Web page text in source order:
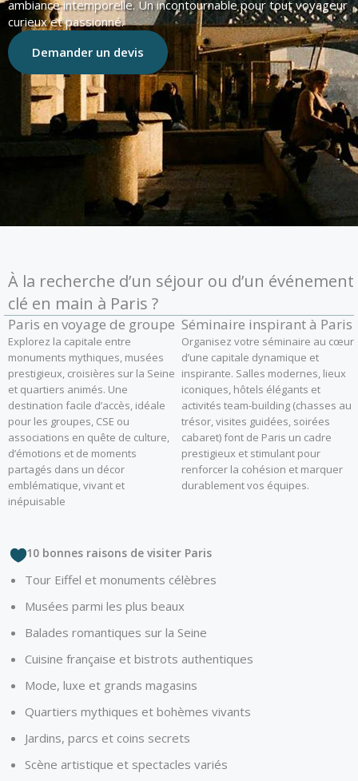
ambiance intemporelle. Un incontournable pour tout voyageur
curieux et passionné.
Demander un devis
À la recherche d’un séjour ou d’un événement
clé en main à Paris ?
Paris en voyage de groupe
Explorez la capitale entre
monuments mythiques, musées
prestigieux, croisières sur la Seine
et quartiers animés. Une
destination facile d’accès, idéale
pour les groupes, CSE ou
associations en quête de culture,
d’émotions et de moments
partagés dans un décor
emblématique, vivant et
inépuisable
Séminaire inspirant à Paris
Organisez votre séminaire au cœur
d’une capitale dynamique et
inspirante. Salles modernes, lieux
iconiques, hôtels élégants et
activités team-building (chasses au
trésor, visites guidées, soirées
cabaret) font de Paris un cadre
prestigieux et stimulant pour
renforcer la cohésion et marquer
durablement vos équipes.
10 bonnes raisons de visiter Paris
Tour Eiffel et monuments célèbres
Musées parmi les plus beaux
Balades romantiques sur la Seine
Cuisine française et bistrots authentiques
Mode, luxe et grands magasins
Quartiers mythiques et bohèmes vivants
Jardins, parcs et coins secrets
Scène artistique et spectacles variés